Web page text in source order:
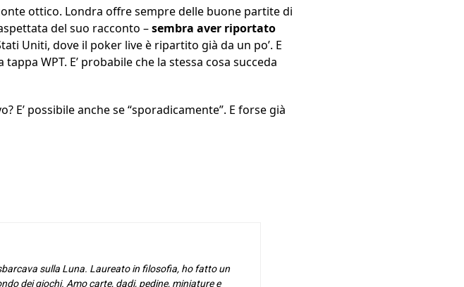
ottico. Londra offre sempre delle buone partite di
del suo racconto –sembra aver riportato
Uniti, dove il poker live è ripartito già da un po’. E
WPT. E’ probabile che la stessa cosa succeda
E’ possibile anche se “sporadicamente”. E forse già
sulla Luna. Laureato in filosofia, ho fatto un
dei giochi. Amo carte, dadi, pedine, miniature e